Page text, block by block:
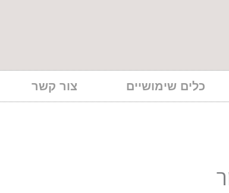
כלים שימושיים צור קשר